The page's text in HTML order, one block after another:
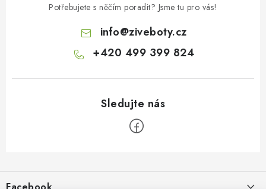
Potřebujete s něčím poradit? Jsme tu pro vás!
info@ziveboty.cz
+420 499 399 824